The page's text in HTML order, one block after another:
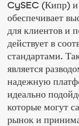
CySEC (Кипр) и
обеспечивает
для клиентов и
действует в
стандартами.
является
надежную
идеально
которые могут
рынок и